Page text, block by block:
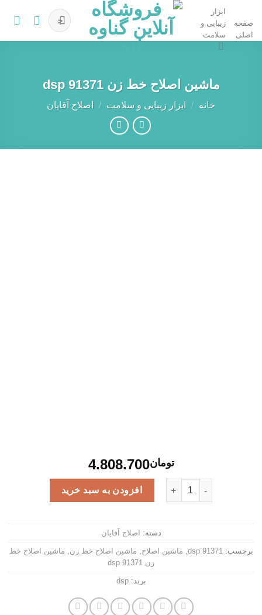
content
صفحه
اصلی
ابزار
زیبایی و
سلامت
جستجو
برای:
ماشین اصلاح خط زن dsp 91371
خانه / ابزار زیبایی و سلامت / اصلاح آقایان
تومان4.808.700
ماشین اصلاح خط زن dsp 91371 عدد
افزودن به سبد خرید
دسته: اصلاح آقایان
برچسب:dsp 91371
, ماشین اصلاح, ماشین اصلاح خط زن, ماشین اصلاح خط
زن dsp 91371
برند:dsp